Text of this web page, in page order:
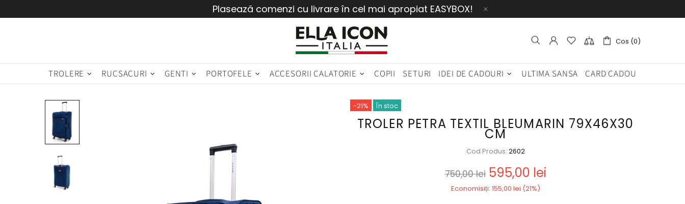
Plasează comenzi cu livrare în cel mai apropiat EASYBOX!
Cos (0)
TROLERE RUCSACURI GENTI PORTOFELE ACCESORII CALATORIE COPII SETURI IDEI DE CADOURI ULTIMA SANSA CARD CADOU
-21% În stoc
TROLER PETRA TEXTIL BLEUMARIN 79X46X30
CM
Cod Produs: 2602
750,00 lei 595,00 lei
Economisiți: 155,00 lei (21%)